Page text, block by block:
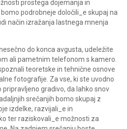
prostega dojemanja in
podrobneje določili_e skupaj na
način izražanja lastnega mnenja
do konca avgusta, udeležite
ali pametnim telefonom s kamero.
teoretske in tehnične osnove
fotografije. Za vse, ki ste uvodno
gradivo, da lahko snov
srečanjih bomo skupaj z
izdelke, razvijali_e in
ter raziskovali_e možnosti za